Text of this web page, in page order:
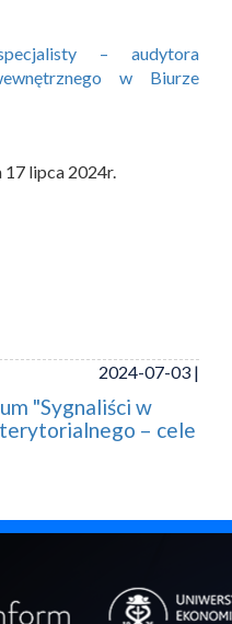
– audytora
w Biurze
17 lipca 2024r.
2024-07-03 |
"Sygnaliści w
– cele